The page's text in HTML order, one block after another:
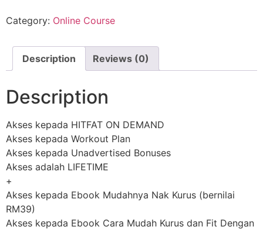
Category: Online Course
Description Reviews (0)
Description
Akses kepada HITFAT ON DEMAND
Akses kepada Workout Plan
Akses kepada Unadvertised Bonuses
Akses adalah LIFETIME
+
Akses kepada Ebook Mudahnya Nak Kurus (bernilai
RM39)
Akses kepada Ebook Cara Mudah Kurus dan Fit Dengan